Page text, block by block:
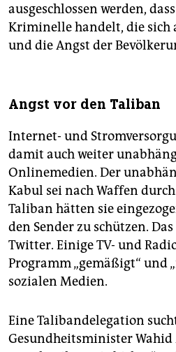
ausgeschlossen werden,
Kriminelle handelt, die sich
und die Angst der
Angst vor den Taliban
Internet- und
damit auch weiter
Onlinemedien. Der
Kabul sei nach Waffen
Taliban hätten sie
den Sender zu schützen.
Twitter. Einige TV- und
Programm „gemäßigt“ und
sozialen Medien.
Eine Talibandelegation
Gesundheitsminister